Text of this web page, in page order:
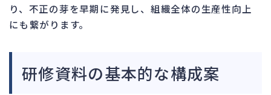
り、不正の芽を早期に発見し、組織全体の生産性向上
にも繋がります。
研修資料の基本的な構成案